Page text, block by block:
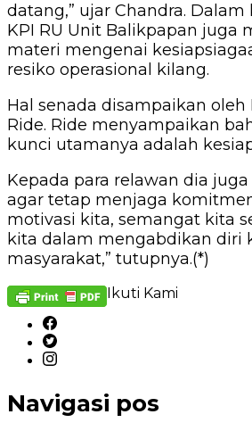
datang,” ujar Chandra.
KPI RU Unit Balikpapan juga
materi mengenai
resiko operasional kilang.
Hal senada disampaikan oleh
Ride. Ride menyampaikan
kunci utamanya adalah
Kepada para relawan dia
agar tetap menjaga
motivasi kita, semangat kita
kita dalam mengabdikan diri
masyarakat,” tutupnya.(*)
Ikuti Kami
Navigasi pos